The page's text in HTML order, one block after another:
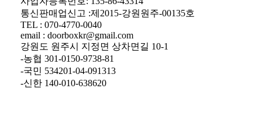
통신판매업신고 :제2015-강원원주-00135호
TEL : 070-4770-0040
email : doorboxkr@gmail.com
강원도 원주시 지정면 상차면길 10-1
-농협 301-0150-9738-81
-국민 534201-04-091313
-신한 140-010-638620